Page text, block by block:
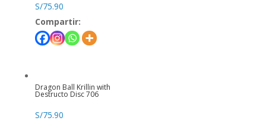
S/75.90
Compartir:
Dragon Ball Krillin with
Destructo Disc 706
S/75.90